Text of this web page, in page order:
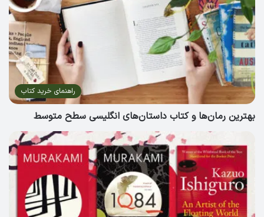
راهنمای خرید کتاب
بهترین رمان‌ها و کتاب داستان‌های انگلیسی سطح متوسط